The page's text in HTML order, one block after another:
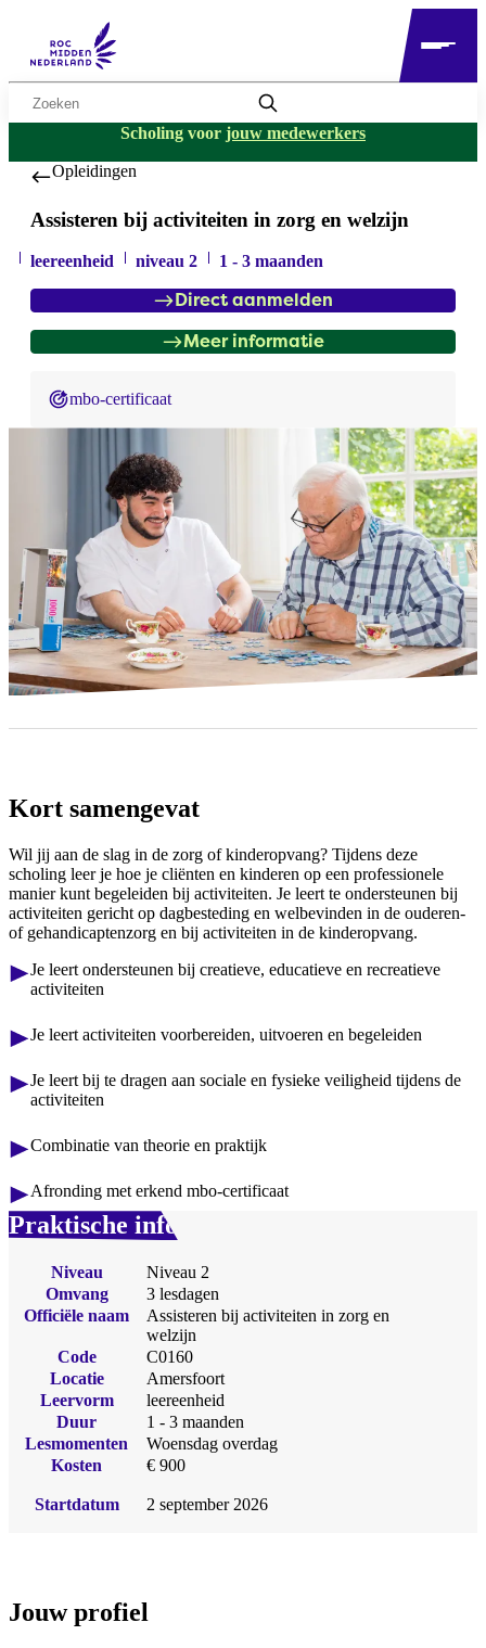
Zoekwoord
Scholing voor jouw medewerkers
Opleidingen
Assisteren bij activiteiten in zorg en welzijn
leereenheid niveau 2 1 - 3 maanden
Direct aanmelden
Meer informatie
mbo-certificaat
Kort samengevat
Wil jij aan de slag in de zorg of kinderopvang? Tijdens deze
scholing leer je hoe je cliënten en kinderen op een professionele
manier kunt begeleiden bij activiteiten. Je leert te ondersteunen bij
activiteiten gericht op dagbesteding en welbevinden in de ouderen-
of gehandicaptenzorg en bij activiteiten in de kinderopvang.
Je leert ondersteunen bij creatieve, educatieve en recreatieve
activiteiten
Je leert activiteiten voorbereiden, uitvoeren en begeleiden
Je leert bij te dragen aan sociale en fysieke veiligheid tijdens de
activiteiten
Combinatie van theorie en praktijk
Afronding met erkend mbo-certificaat
Praktische info
Niveau
Niveau 2
Omvang
3 lesdagen
Officiële naam
Assisteren bij activiteiten in zorg en
welzijn
Code
C0160
Locatie
Amersfoort
Leervorm
leereenheid
Duur
1 - 3 maanden
Lesmomenten
Woensdag overdag
Kosten
€ 900
Startdatum 2 september 2026
Jouw profiel